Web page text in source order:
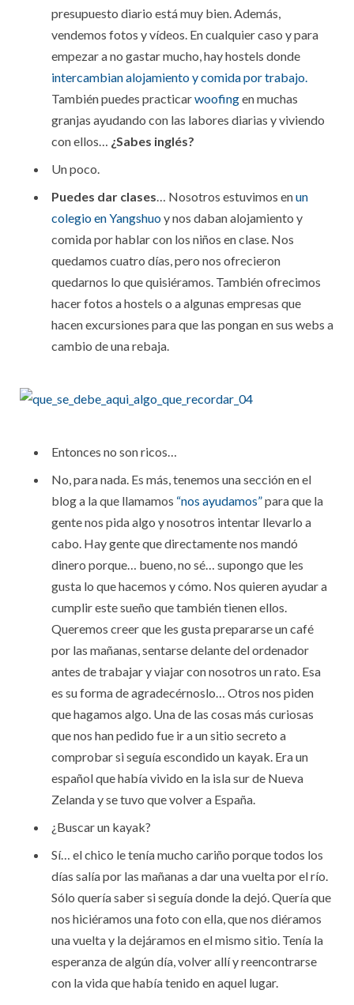
presupuesto diario está muy bien. Además,
vendemos fotos y vídeos. En cualquier caso y para
empezar a no gastar mucho, hay hostels donde
intercambian alojamiento y comida por trabajo.
También puedes practicarwoofingen muchas
granjas ayudando con las labores diarias y viviendo
con ellos… ¿Sabes inglés?
Un poco.
Puedes dar clases… Nosotros estuvimos enun
colegio en Yangshuoy nos daban alojamiento y
comida por hablar con los niños en clase. Nos
quedamos cuatro días, pero nos ofrecieron
quedarnos lo que quisiéramos. También ofrecimos
hacer fotos a hostels o a algunas empresas que
hacen excursiones para que las pongan en sus webs a
cambio de una rebaja.
Entonces no son ricos…
No, para nada. Es más, tenemos una sección en el
blog a la que llamamos “nos ayudamos”para que la
gente nos pida algo y nosotros intentar llevarlo a
cabo. Hay gente que directamente nos mandó
dinero porque… bueno, no sé… supongo que les
gusta lo que hacemos y cómo. Nos quieren ayudar a
cumplir este sueño que también tienen ellos.
Queremos creer que les gusta prepararse un café
por las mañanas, sentarse delante del ordenador
antes de trabajar y viajar con nosotros un rato. Esa
es su forma de agradecérnoslo… Otros nos piden
que hagamos algo. Una de las cosas más curiosas
que nos han pedido fue ir a un sitio secreto a
comprobar si seguía escondido un kayak. Era un
español que había vivido en la isla sur de Nueva
Zelanda y se tuvo que volver a España.
¿Buscar un kayak?
Sí… el chico le tenía mucho cariño porque todos los
días salía por las mañanas a dar una vuelta por el río.
Sólo quería saber si seguía donde la dejó. Quería que
nos hiciéramos una foto con ella, que nos diéramos
una vuelta y la dejáramos en el mismo sitio. Tenía la
esperanza de algún día, volver allí y reencontrarse
con la vida que había tenido en aquel lugar.